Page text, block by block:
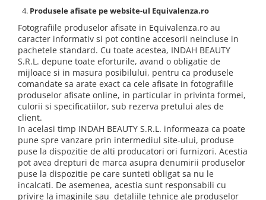
Produsele afisate pe website-ul Equivalenza.ro
Fotografiile produselor afisate in Equivalenza.ro au
caracter informativ si pot contine accesorii neincluse in
pachetele standard. Cu toate acestea, INDAH BEAUTY
S.R.L. depune toate eforturile, avand o obligatie de
mijloace si in masura posibilului, pentru ca produsele
comandate sa arate exact ca cele afisate in fotografiile
produselor afisate online, in particular in privinta formei,
culorii si specificatiilor, sub rezerva pretului ales de
client.
In acelasi timp INDAH BEAUTY S.R.L. informeaza ca poate
pune spre vanzare prin intermediul site-ului, produse
puse la dispozitie de alti producatori ori furnizori. Acestia
pot avea drepturi de marca asupra denumirii produselor
puse la dispozitie pe care sunteti obligat sa nu le
incalcati. De asemenea, acestia sunt responsabili cu
privire la imaginile sau detaliile tehnice ale produselor